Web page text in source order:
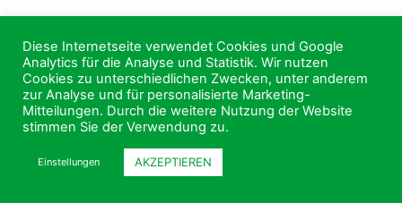
Diese Internetseite verwendet Cookies und Google
Analytics für die Analyse und Statistik. Wir nutzen
Cookies zu unterschiedlichen Zwecken, unter anderem
zur Analyse und für personalisierte Marketing-
Mitteilungen. Durch die weitere Nutzung der Website
stimmen Sie der Verwendung zu.
Einstellungen AKZEPTIEREN